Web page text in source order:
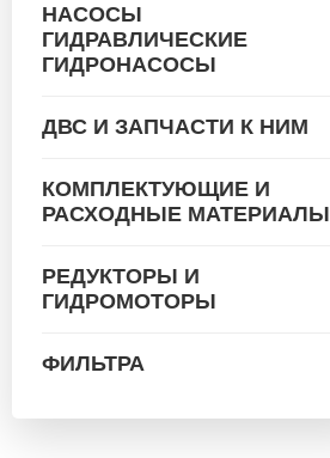
НАСОСЫ
ГИДРАВЛИЧЕСКИЕ
ГИДРОНАСОСЫ
ДВС И ЗАПЧАСТИ К НИМ
КОМПЛЕКТУЮЩИЕ И
РАСХОДНЫЕ МАТЕРИАЛЫ
РЕДУКТОРЫ И
ГИДРОМОТОРЫ
ФИЛЬТРА